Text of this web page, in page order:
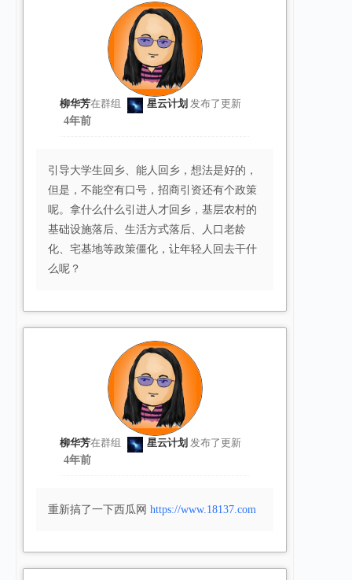
柳华芳在群组 星云计划 发布了更新
4年前
引导大学生回乡、能人回乡，想法是好的，
但是，不能空有口号，招商引资还有个政策
呢。拿什么什么引进人才回乡，基层农村的
基础设施落后、生活方式落后、人口老龄
化、宅基地等政策僵化，让年轻人回去干什
么呢？ ​​​
柳华芳在群组 星云计划 发布了更新
4年前
重新搞了一下西瓜网 https://www.18137.com